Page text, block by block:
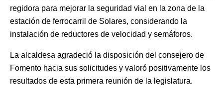
regidora para mejorar la seguridad vial en la zona de la
estación de ferrocarril de Solares, considerando la
instalación de reductores de velocidad y semáforos.
La alcaldesa agradeció la disposición del consejero de
Fomento hacia sus solicitudes y valoró positivamente los
resultados de esta primera reunión de la legislatura.